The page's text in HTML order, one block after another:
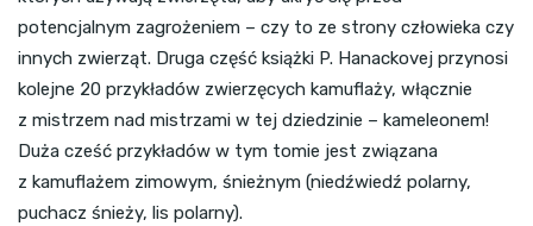
potencjalnym zagrożeniem – czy to ze strony człowieka czy
innych zwierząt. Druga część książki P. Hanackovej przynosi
kolejne 20 przykładów zwierzęcych kamuflaży, włącznie
z mistrzem nad mistrzami w tej dziedzinie – kameleonem!
Duża cześć przykładów w tym tomie jest związana
z kamuflażem zimowym, śnieżnym (niedźwiedź polarny,
puchacz śnieży, lis polarny).